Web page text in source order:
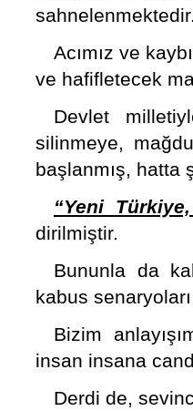
Acımız ve
ve hafifletecek
Devlet
silinmeye,
başlanmış, hatta
“Yeni
dirilmiştir.
Bununla da
kabus
Bizim
insan insana
Derdi de,